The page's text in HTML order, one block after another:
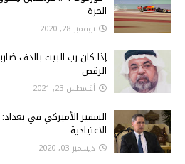
الحرة
نوفمبر 28, 2020
إذا كان رب البيت بالدف
الرقص
أغسطس 23, 2021
السفير الأميركي في
الاعتيادية
ديسمبر 03, 2020